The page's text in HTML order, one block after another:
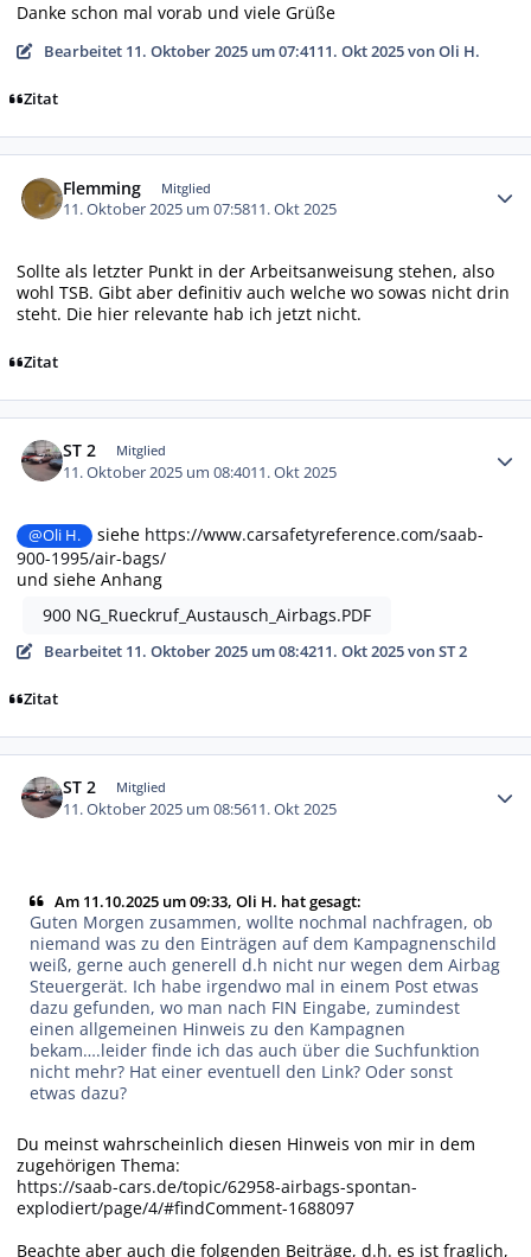
Danke schon mal vorab und viele Grüße
Bearbeitet 11. Oktober 2025 um 07:4111. Okt 2025von Oli H.
Zitat
Flemming Mitglied
11. Oktober 2025 um 07:5811. Okt 2025
Sollte als letzter Punkt in der Arbeitsanweisung stehen, also
wohl TSB. Gibt aber definitiv auch welche wo sowas nicht drin
steht. Die hier relevante hab ich jetzt nicht.
Zitat
ST 2 Mitglied
11. Oktober 2025 um 08:4011. Okt 2025
@Oli H. siehe https://www.carsafetyreference.com/saab-
900-1995/air-bags/
und siehe Anhang
900 NG_Rueckruf_Austausch_Airbags.PDF
Bearbeitet 11. Oktober 2025 um 08:4211. Okt 2025von ST 2
Zitat
ST 2 Mitglied
11. Oktober 2025 um 08:5611. Okt 2025
Am 11.10.2025 um 09:33, Oli H. hat gesagt:
Guten Morgen zusammen, wollte nochmal nachfragen, ob
niemand was zu den Einträgen auf dem Kampagnenschild
weiß, gerne auch generell d.h nicht nur wegen dem Airbag
Steuergerät. Ich habe irgendwo mal in einem Post etwas
dazu gefunden, wo man nach FIN Eingabe, zumindest
einen allgemeinen Hinweis zu den Kampagnen
bekam….leider finde ich das auch über die Suchfunktion
nicht mehr? Hat einer eventuell den Link? Oder sonst
etwas dazu?
Du meinst wahrscheinlich diesen Hinweis von mir in dem
zugehörigen Thema:
https://saab-cars.de/topic/62958-airbags-spontan-
explodiert/page/4/#findComment-1688097
Beachte aber auch die folgenden Beiträge, d.h. es ist fraglich,